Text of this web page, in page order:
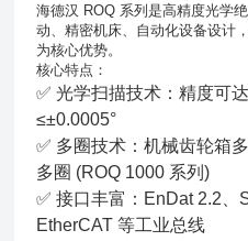
海德汉 ROQ 系列是高精度光学
动、精密机床、自动化设备设计
为核心优势。
核心特点：
✅ 光学扫描技术：精度可
≤±0.0005°
✅ 多圈技术：机械齿轮箱
多圈 (ROQ 1000 系列)
✅ 接口丰富：EnDat 2.2、
EtherCAT 等工业总线